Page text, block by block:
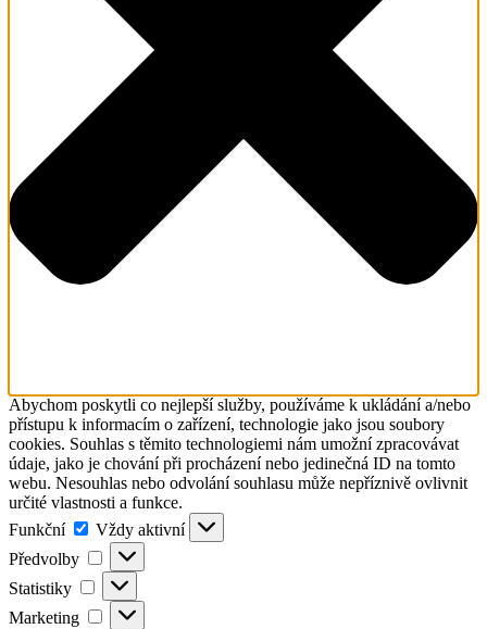
Abychom poskytli co nejlepší služby, používáme k ukládání a/nebo
přístupu k informacím o zařízení, technologie jako jsou soubory
cookies. Souhlas s těmito technologiemi nám umožní zpracovávat
údaje, jako je chování při procházení nebo jedinečná ID na tomto
webu. Nesouhlas nebo odvolání souhlasu může nepříznivě ovlivnit
určité vlastnosti a funkce.
Funkční
Funkční
Vždy aktivní
Předvolby
Předvolby
Statistiky Statistiky
Marketing Marketing